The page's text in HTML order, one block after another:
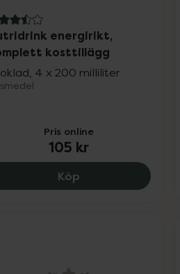
kosttillägg, 105 kr.
av 5 i omdöme
energirikt,
kosttillägg
4 x 200 milliliter
Pris online
105 kr
Köp Nutridrink